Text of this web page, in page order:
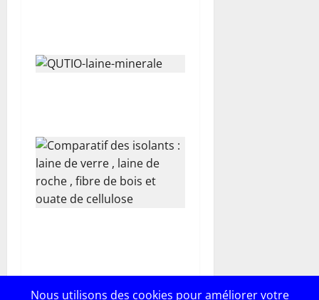
cellulose ? Le match des
Nous utilisons des cookies pour améliorer votre